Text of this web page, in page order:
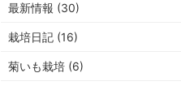
最新情報 (30)
栽培日記 (16)
菊いも栽培 (6)